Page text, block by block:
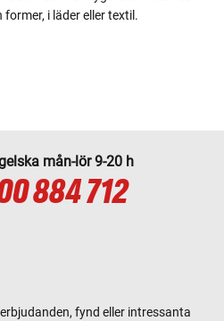
i läder eller textil.
mån-lör 9-20 h
884 712
fynd eller intressanta